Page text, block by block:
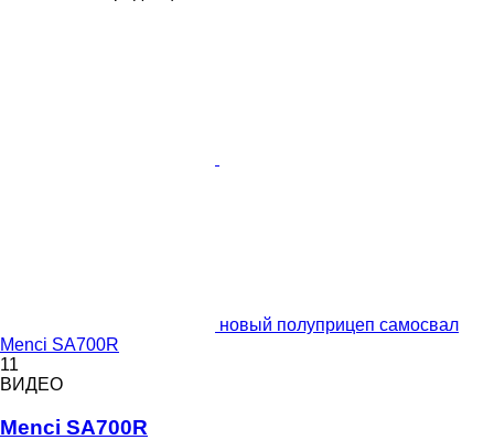
новый полуприцеп самосвал
Menci SA700R
11
ВИДЕО
Menci SA700R